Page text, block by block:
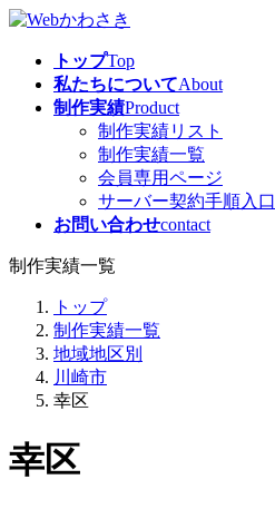
コ
ナ
トップTop
私たちについてAbout
制作実績Product
制作実績リスト
制作実績一覧
会員専用ページ
サーバー契約手順入口
お問い合わせcontact
制作実績一覧
トップ
制作実績一覧
地域地区別
川崎市
幸区
幸区